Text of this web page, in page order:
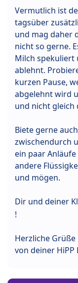
Vermutlich ist
tagsüber
und mag daher
nicht so gerne.
Milch spekuliert
ablehnt.
kurzen Pause,
abgelehnt wird
und nicht gleich
Biete gerne
zwischendurch
ein paar
andere
und mögen.
Dir und deiner
!
Herzliche Grüße
von deiner HiPP